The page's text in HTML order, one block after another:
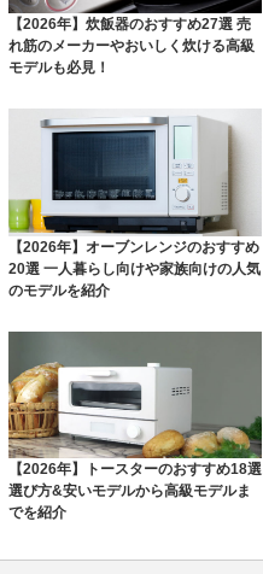
【2026年】炊飯器のおすすめ27選 売
れ筋のメーカーやおいしく炊ける高級
モデルも必見！
【2026年】オーブンレンジのおすすめ
20選 一人暮らし向けや家族向けの人気
のモデルを紹介
【2026年】トースターのおすすめ18選
選び方&安いモデルから高級モデルま
でを紹介